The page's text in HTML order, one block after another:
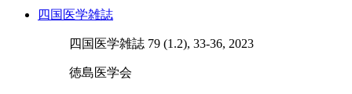
四国医学雑誌
四国医学雑誌 79 (1.2), 33-36, 2023
徳島医学会